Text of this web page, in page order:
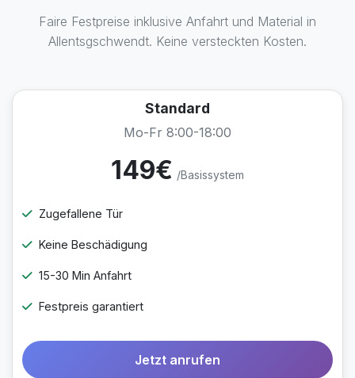
Faire Festpreise inklusive Anfahrt und Material in
Allentsgschwendt. Keine versteckten Kosten.
Standard
Mo-Fr 8:00-18:00
149€ /Basissystem
Zugefallene Tür
Keine Beschädigung
15-30 Min Anfahrt
Festpreis garantiert
Jetzt anrufen